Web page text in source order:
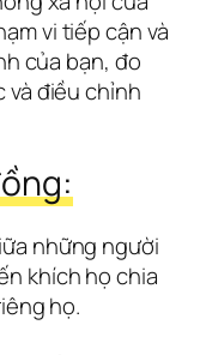
vi tiếp cận và
của bạn, đo
và điều chỉnh
những người
khích họ chia
họ.